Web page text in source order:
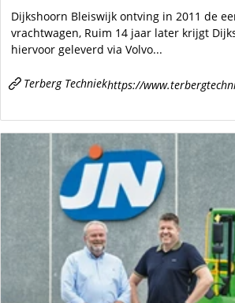
Dijkshoorn Bleiswijk ontving in 2011 de
vrachtwagen, Ruim 14 jaar later krijgt
hiervoor geleverd via Volvo...
Terberg Techniekhttps://